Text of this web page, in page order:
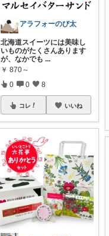
アラフォーのび太
​北海道スイーツには美味し
いものがたくさんあります
が、なかでも ...
￥ 870～
0 0 8
コレ いいね